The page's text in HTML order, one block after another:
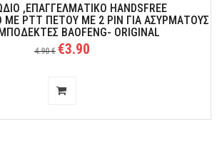
,ΕΠΑΓΓΕΛΜΑΤΙΚΌ HANDSFREE
ΜΕ PTT ΠΈΤΟΥ ΜΕ 2 PIN ΓΙΑ ΑΣΥΡΜΆΤΟΥΣ
BAOFENG- ORIGINAL
4.90 € €3.90